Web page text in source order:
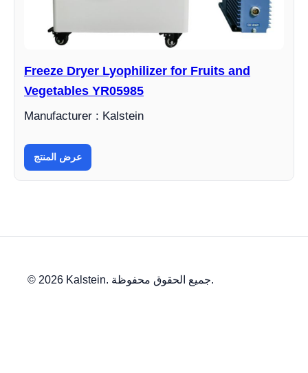
Freeze Dryer Lyophilizer for Fruits and
Vegetables YR05985
Manufacturer : Kalstein
عرض المنتج
© 2026 Kalstein. جميع الحقوق محفوظة.